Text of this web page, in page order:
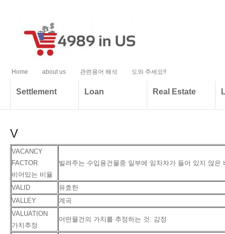
Home about us 관련용어 해석 도와 주세요!!
Settlement Loan Real Estate
V
VACANCY
FACTOR
비어있는 비율
빌려주는 수입용건물중 일부에 임차자가 들어 있지 않은
VALID
유효한
VALLEY
계곡
VALUATION
가치추정
어떤물건의 가치를 추정하는 것. 감정